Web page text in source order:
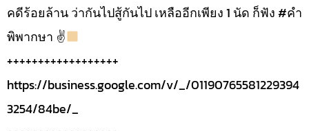
คดีร้อยล้าน ว่ากันไปสู้กันไป เหลืออีกเพียง 1 นัด ก็ฟัง #คำ
พิพากษา ✌
++++++++++++++++++
https://business.google.com/v/_/01190765581229394
3254/84be/_